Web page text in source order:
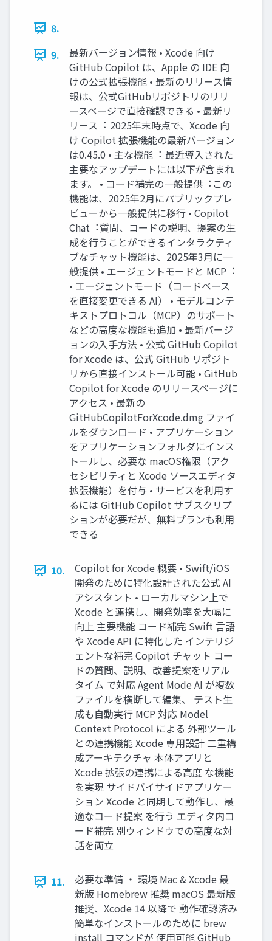
8.
9.
最新バージョン情報 • Xcode 向け
GitHub Copilot は、Apple の IDE 向
けの公式拡張機能 • 最新のリリース情
報は、公式GitHubリポジトリのリリ
ースページで直接確認できる • 最新リ
リース︓ 2025年末時点で、Xcode 向
け Copilot 拡張機能の最新バージョン
は0.45.0 • 主な機能︓ 最近導⼊された
主要なアップデートには以下が含まれ
ます。 • コード補完の⼀般提供︓この
機能は、2025年2⽉にパブリックプレ
ビューから⼀般提供に移⾏ • Copilot
Chat︓質問、コードの説明、提案の⽣
成を⾏うことができるインタラクティ
ブなチャット機能は、2025年3⽉に⼀
般提供 • エージェントモードと MCP︓
• エージェントモード（コードベース
を直接変更できる AI） • モデルコンテ
キストプロトコル（MCP）のサポート
などの⾼度な機能も追加 • 最新バージ
ョンの⼊⼿⽅法 • 公式 GitHub Copilot
for Xcode は、公式 GitHub リポジト
リから直接インストール可能 • GitHub
Copilot for Xcode のリリースページに
アクセス • 最新の
GitHubCopilotForXcode.dmg ファイ
ルをダウンロード • アプリケーション
をアプリケーションフォルダにインス
トールし、必要な macOS権限（アク
セシビリティと Xcode ソースエディタ
拡張機能）を付与 • サービスを利⽤す
るには GitHub Copilot サブスクリプ
ションが必要だが、無料プランも利⽤
できる
10.
Copilot for Xcode 概要 • Swift/iOS
開発のために特化設計された公式 AI
アシスタント • ローカルマシン上で
Xcode と連携し、開発効率を⼤幅に
向上 主要機能 コード補完 Swift ⾔語
や Xcode API に特化した インテリジ
ェントな補完 Copilot チャット コー
ドの質問、説明、改善提案をリアル
タイム で対応 Agent Mode AI が複数
ファイルを横断して編集、 テスト⽣
成も⾃動実⾏ MCP 対応 Model
Context Protocol による 外部ツール
との連携機能 Xcode 専⽤設計 ⼆重構
成アーキテクチャ 本体アプリと
Xcode 拡張の連携による⾼度 な機能
を実現 サイドバイサイドアプリケー
ション Xcode と同期して動作し、最
適なコード提案 を⾏う エディタ内コ
ード補完 別ウィンドウでの⾼度な対
話を両⽴
11.
必要な準備 ・ 環境 Mac & Xcode 最
新版 Homebrew 推奨 macOS 最新版
推奨、Xcode 14 以降で 動作確認済み
簡単なインストールのために brew
install コマンドが 使⽤可能 GitHub